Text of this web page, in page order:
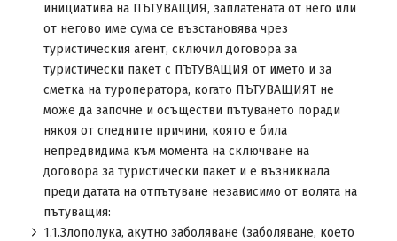
инициатива на ПЪТУВАЩИЯ, заплатената от него или
от негово име сума се възстановява чрез
туристическия агент, сключил договора за
туристически пакет с ПЪТУВАЩИЯ от името и за
сметка на туроператора, когато ПЪТУВАЩИЯТ не
може да започне и осъществи пътуването поради
някоя от следните причини, която е била
непредвидима към момента на сключване на
договора за туристически пакет и е възникнала
преди датата на отпътуване независимо от волята на
пътуващия:
1.1.Злополука, акутно заболяване (заболяване, което